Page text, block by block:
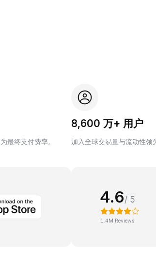
最终支付费率。
8,600 万+ 用户
加入全球交易量与流动性领
4.6/ 5
1.4M Reviews